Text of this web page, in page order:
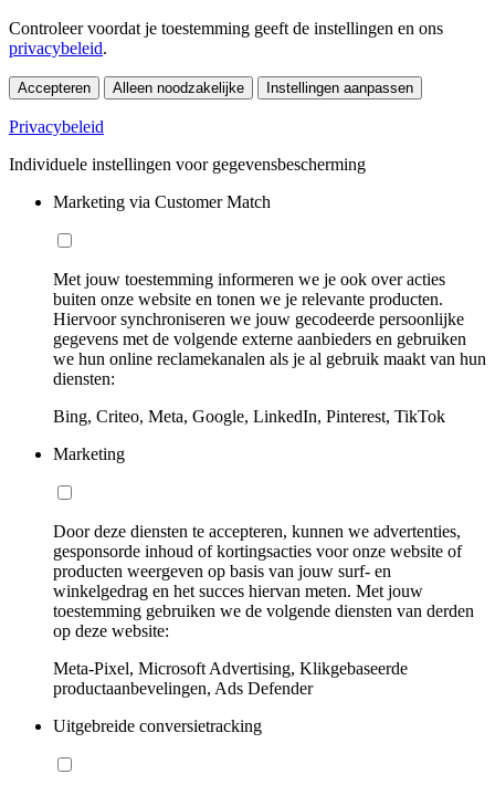
Controleer voordat je toestemming geeft de instellingen en ons
privacybeleid.
Accepteren Alleen noodzakelijke Instellingen aanpassen
Privacybeleid
Individuele instellingen voor gegevensbescherming
Marketing via Customer Match
Met jouw toestemming informeren we je ook over acties
buiten onze website en tonen we je relevante producten.
Hiervoor synchroniseren we jouw gecodeerde persoonlijke
gegevens met de volgende externe aanbieders en gebruiken
we hun online reclamekanalen als je al gebruik maakt van hun
diensten:
Bing, Criteo, Meta, Google, LinkedIn, Pinterest, TikTok
Marketing
Door deze diensten te accepteren, kunnen we advertenties,
gesponsorde inhoud of kortingsacties voor onze website of
producten weergeven op basis van jouw surf- en
winkelgedrag en het succes hiervan meten. Met jouw
toestemming gebruiken we de volgende diensten van derden
op deze website:
Meta-Pixel, Microsoft Advertising, Klikgebaseerde
productaanbevelingen, Ads Defender
Uitgebreide conversietracking